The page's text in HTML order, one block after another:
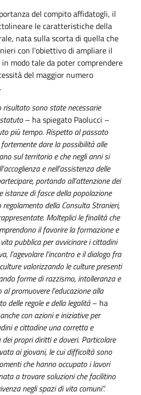
del compito affidatogli, il
le caratteristiche della
nata sulla scorta di quella che
con l’obiettivo di ampliare il
modo tale da poter comprendere
del maggior numero
risultato sono state necessarie
– ha spiegato Paolucci –
più tempo. Rispetto al passato
dare la possibilità alle
sul territorio e che negli anni si
e nell’assistenza delle
portando all’attenzione dei
istanze di fasce della popolazione
regolamento della Consulta Stranieri,
Molteplici le finalità che
il favorire la formazione e
pubblica per avvicinare i cittadini
l’agevolare l’incontro e il dialogo fra
valorizzando le culture presenti
forme di razzismo, intolleranza e
promuovere l’educazione alla
delle regole e della legalità– ha
anche con azioni e iniziative per
e cittadine una corretta e
propri diritti e doveri. Particolare
ai giovani, le cui difficoltà sono
che hanno occupato i lavori
a trovare soluzioni che facilitino
negli spazi di vita comuni”.